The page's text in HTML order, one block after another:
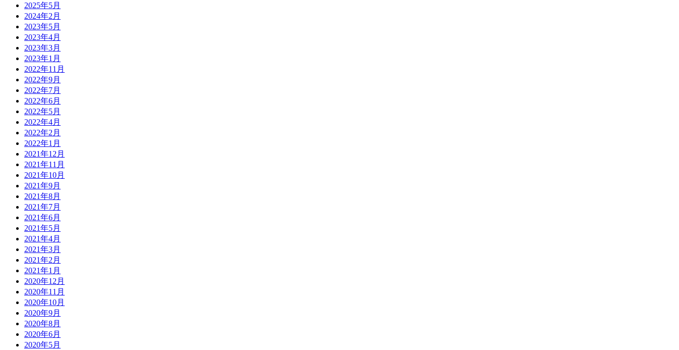
2025年5月
2024年2月
2023年5月
2023年4月
2023年3月
2023年1月
2022年11月
2022年9月
2022年7月
2022年6月
2022年5月
2022年4月
2022年2月
2022年1月
2021年12月
2021年11月
2021年10月
2021年9月
2021年8月
2021年7月
2021年6月
2021年5月
2021年4月
2021年3月
2021年2月
2021年1月
2020年12月
2020年11月
2020年10月
2020年9月
2020年8月
2020年6月
2020年5月